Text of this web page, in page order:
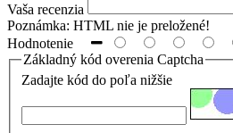
Vaša recenzia
Poznámka: HTML nie je preložené!
Hodnotenie
Základný kód overenia Captcha
Zadajte kód do poľa nižšie